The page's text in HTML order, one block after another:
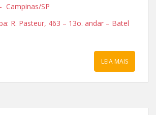
Campinas/SP
R. Pasteur, 463 – 13o. andar – Batel
LEIA MAIS